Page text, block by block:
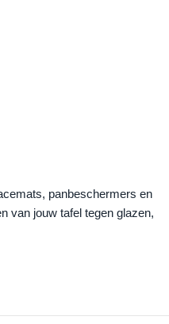
panbeschermers en
van jouw tafel tegen glazen,